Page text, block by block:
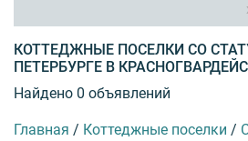
КОТТЕДЖНЫЕ ПОСЕЛКИ СО
ПЕТЕРБУРГЕ В
Найдено 0 объявлений
Главная / Коттеджные поселки /